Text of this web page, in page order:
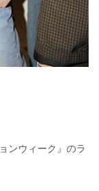
ンウィーク』のラ